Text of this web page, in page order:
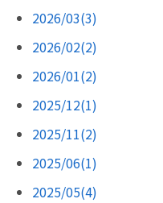
2026/03(3)
2026/02(2)
2026/01(2)
2025/12(1)
2025/11(2)
2025/06(1)
2025/05(4)